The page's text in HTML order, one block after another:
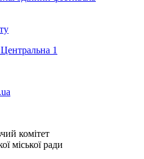
1
комітет
міської ради